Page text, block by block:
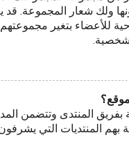
ولك شعار المجموعة. قد
للأعضاء بتغير
بفريق المنتدى وتتضمن
بهم المنتديات التي